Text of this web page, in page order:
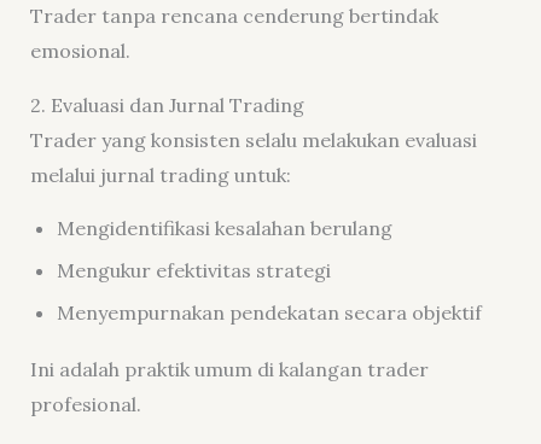
Trader tanpa rencana cenderung bertindak
emosional.
2. Evaluasi dan Jurnal Trading
Trader yang konsisten selalu melakukan evaluasi
melalui jurnal trading untuk:
Mengidentifikasi kesalahan berulang
Mengukur efektivitas strategi
Menyempurnakan pendekatan secara objektif
Ini adalah praktik umum di kalangan trader
profesional.